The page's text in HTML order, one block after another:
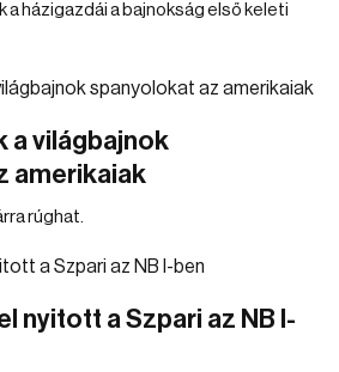
a házigazdái a bajnokság első keleti
a világbajnok
amerikaiak
rúghat.
nyitott a Szpari az NB I-